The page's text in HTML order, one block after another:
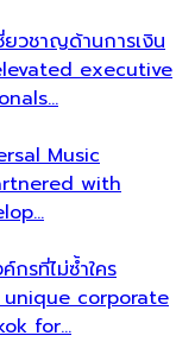
วชาญด้านการเงิน
executive
Music
with
รที่ไม่ซ้ำใคร
corporate
for…